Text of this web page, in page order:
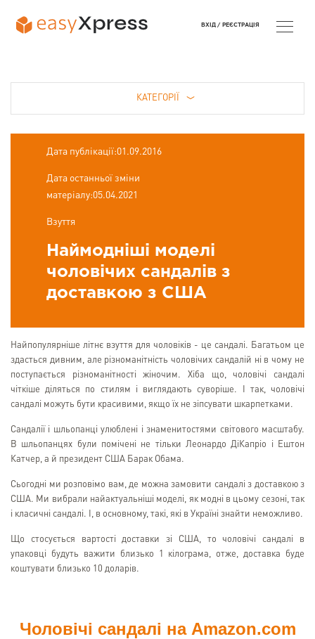
КАТЕГОРІЇ
Дата публікації:01.09.2016
Дата останньої зміни
матеріалу:05.04.2021
Взуття
Наймодніші моделі
чоловічих сандалів з
доставкою з США
Найпопулярніше літнє взуття для чоловіків - це сандалі. Багатьом це
здасться дивним, але різноманітність чоловічих сандалій ні в чому не
поступається різноманітності жіночим. Хіба що, чоловічі сандалі
чіткіше діляться по стилям і виглядають суворіше. І так, чоловічі
сандалі можуть бути красивими, якщо їх не зіпсувати шкарпетками.
Сандалії і шльопанці улюблені і знаменитостями світового масштабу.
В шльопанцях були помічені не тільки Леонардо ДіКапріо і Ештон
Катчер, а й президент США Барак Обама.
Сьогодні ми розповімо вам, де можна замовити сандалі з доставкою з
США. Ми вибрали найактуальніші моделі, як модні в цьому сезоні, так
і класичні сандалі. І, в основному, такі, які в Україні знайти неможливо.
Що стосується вартості доставки зі США, то чоловічі сандалі в
упаковці будуть важити близько 1 кілограма, отже, доставка буде
коштувати близько 10 доларів.
Чоловічі сандалі на Amazon.com
ВХІД / РЕЄСТРАЦІЯ